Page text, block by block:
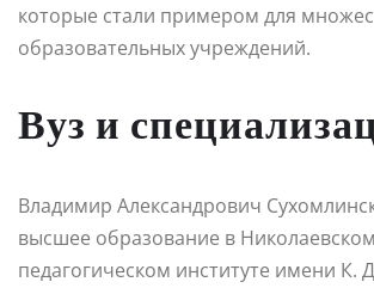
которые стали примером для
образовательных учреждений.
Вуз и
Владимир Александрович
высшее образование в Николаевском
педагогическом институте имени К.